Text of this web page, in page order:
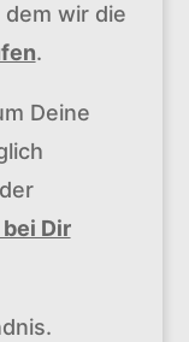
dem wir die
.
Deine
Dir